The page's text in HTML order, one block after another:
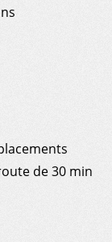
de 30 min